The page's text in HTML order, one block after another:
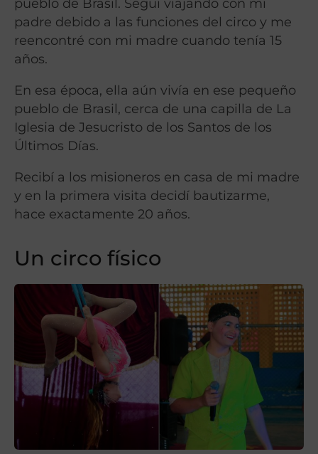
pueblo de Brasil. Seguí viajando con mi
padre debido a las funciones del circo y me
reencontré con mi madre cuando tenía 15
años.
En esa época, ella aún vivía en ese pequeño
pueblo de Brasil, cerca de una capilla de La
Iglesia de Jesucristo de los Santos de los
Últimos Días.
Recibí a los misioneros en casa de mi madre
y en la primera visita decidí bautizarme,
hace exactamente 20 años.
Un circo físico